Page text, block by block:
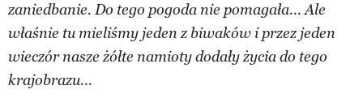
zaniedbanie. Do tego pogoda nie pomagała... Ale
właśnie tu mieliśmy jeden z biwaków i przez jeden
wieczór nasze żółte namioty dodały życia do tego
krajobrazu...